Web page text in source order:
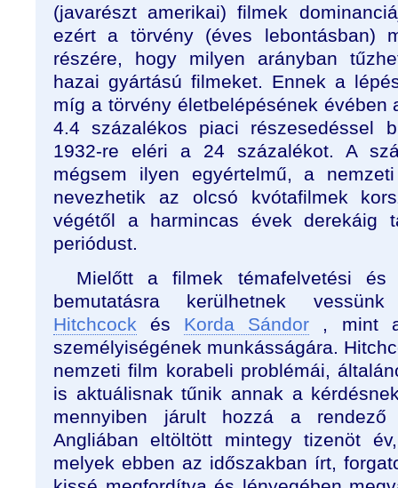
(javarészt amerikai) filmek
ezért a törvény (éves lebontásban)
részére, hogy milyen arányban
hazai gyártású filmeket. Ennek a
míg a törvény életbelépésének évében
4.4 százalékos piaci részesedéssel
1932-re eléri a 24 százalékot. A
mégsem ilyen egyértelmű, a
nevezhetik az olcsó kvótafilmek
végétől a harmincas évek derekáig
periódust.
Mielőtt a filmek témafelvetési és
bemutatásra kerülhetnek
Hitchcock és Korda Sándor , mint
személyiségének munkásságára.
nemzeti film korabeli problémái,
is aktuálisnak tűnik annak a
mennyiben járult hozzá a rendező
Angliában eltöltött mintegy tizenöt
melyek ebben az időszakban írt,